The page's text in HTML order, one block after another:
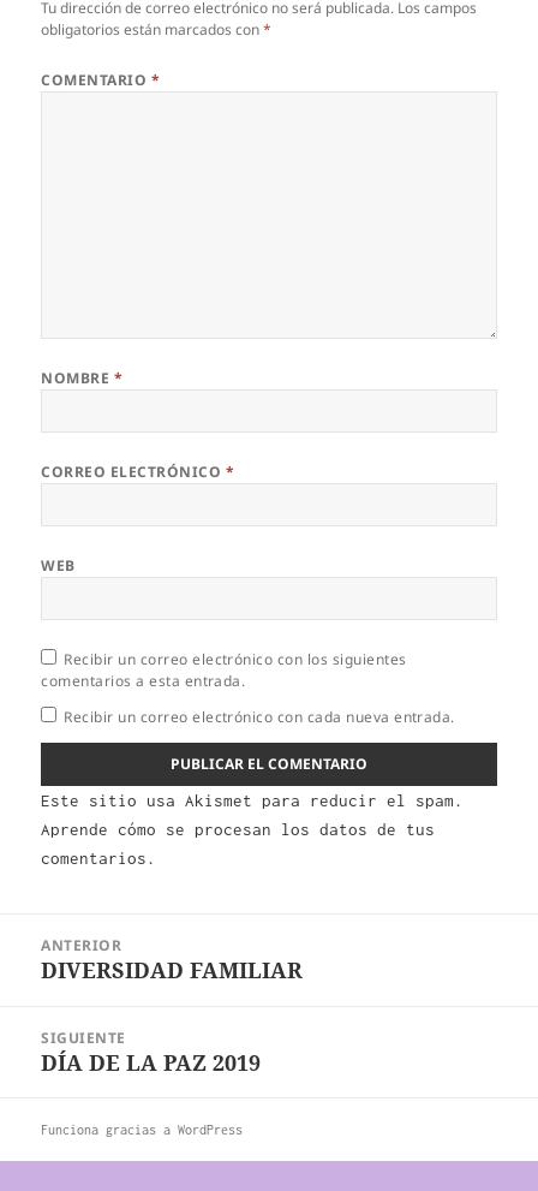
Tu dirección de correo electrónico no será publicada. Los campos
obligatorios están marcados con*
COMENTARIO *
NOMBRE *
CORREO ELECTRÓNICO *
WEB
Recibir un correo electrónico con los siguientes
comentarios a esta entrada.
Recibir un correo electrónico con cada nueva entrada.
Este sitio usa Akismet para reducir el spam.
Aprende cómo se procesan los datos de tus
comentarios.
ANTERIOR
Entrada
DIVERSIDAD FAMILIAR
SIGUIENTE
Entrada
DÍA DE LA PAZ 2019
Funciona gracias a WordPress